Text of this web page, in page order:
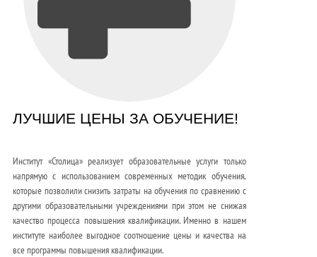
ЛУЧШИЕ ЦЕНЫ ЗА ОБУЧЕНИЕ!
Институт «Столица» реализует образовательные услуги только
напрямую с использованием современных методик обучения,
которые позволили снизить затраты на обучения по сравнению с
другими образовательными учреждениями при этом не снижая
качество процесса повышения квалификации. Именно в нашем
институте наиболее выгодное соотношение цены и качества на
все программы повышения квалификации.